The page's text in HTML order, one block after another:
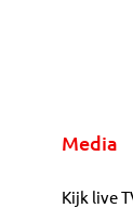
Media
Kijk live